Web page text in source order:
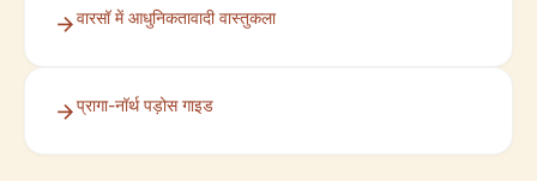
वारसॉ में आधुनिकतावादी वास्तुकला
प्रागा-नॉर्थ पड़ोस गाइड